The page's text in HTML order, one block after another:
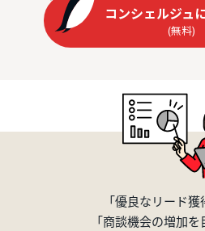
コンシェルジュ
(無料)
「優良なリード獲
「商談機会の増加を